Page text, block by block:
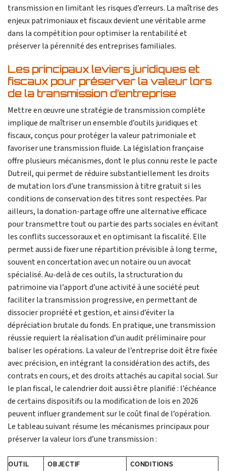
transmission en limitant les risques d’erreurs. La maîtrise des
enjeux patrimoniaux et fiscaux devient une véritable arme
dans la compétition pour optimiser la rentabilité et
préserver la pérennité des entreprises familiales.
Les principaux leviers juridiques et
fiscaux pour préserver la valeur lors
de la transmission d’entreprise
Mettre en œuvre une stratégie de transmission complète
implique de maîtriser un ensemble d’outils juridiques et
fiscaux, conçus pour protéger la valeur patrimoniale et
favoriser une transmission fluide. La législation française
offre plusieurs mécanismes, dont le plus connu reste le pacte
Dutreil, qui permet de réduire substantiellement les droits
de mutation lors d’une transmission à titre gratuit si les
conditions de conservation des titres sont respectées. Par
ailleurs, la donation-partage offre une alternative efficace
pour transmettre tout ou partie des parts sociales en évitant
les conflits successoraux et en optimisant la fiscalité. Elle
permet aussi de fixer une répartition prévisible à long terme,
souvent en concertation avec un notaire ou un avocat
spécialisé. Au-delà de ces outils, la structuration du
patrimoine via l’apport d’une activité à une société peut
faciliter la transmission progressive, en permettant de
dissocier propriété et gestion, et ainsi d’éviter la
dépréciation brutale du fonds. En pratique, une transmission
réussie requiert la réalisation d’un audit préliminaire pour
baliser les opérations. La valeur de l’entreprise doit être fixée
avec précision, en intégrant la considération des actifs, des
contrats en cours, et des droits attachés au capital social. Sur
le plan fiscal, le calendrier doit aussi être planifié : l’échéance
de certains dispositifs ou la modification de lois en 2026
peuvent influer grandement sur le coût final de l’opération.
Le tableau suivant résume les mécanismes principaux pour
préserver la valeur lors d’une transmission :
OUTIL OBJECTIF
CONDITIONS